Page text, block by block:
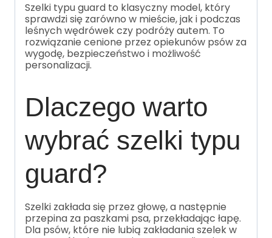
Szelki typu guard to klasyczny model, który
sprawdzi się zarówno w mieście, jak i podczas
leśnych wędrówek czy podróży autem. To
rozwiązanie cenione przez opiekunów psów za
wygodę, bezpieczeństwo i możliwość
personalizacji.
Dlaczego warto
wybrać szelki typu
guard?
Szelki zakłada się przez głowę, a następnie
przepina za paszkami psa, przekładając łapę.
Dla psów, które nie lubią zakładania szelek w